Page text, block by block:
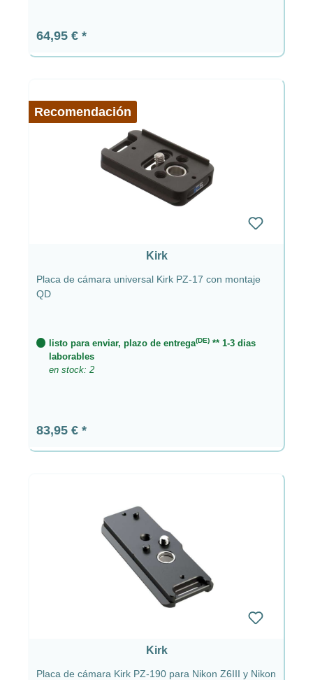
Precio normal:
64,95 €
Recomendación
Kirk
Placa de cámara universal Kirk PZ-17 con montaje
QD
listo para enviar, plazo de entrega(DE)** 1-3 dias
laborables
en stock: 2
Precio normal:
83,95 €
Kirk
Placa de cámara Kirk PZ-190 para Nikon Z6III y Nikon